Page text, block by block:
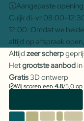
Aangepaste
Cuijk di-vr
12:00. Omdat we
altijd op afspraak
Altijd zeer scherp
Hetgrootste aanbod
Gratis3D ontwerp
Wij scoren een 4.8/5,0 op